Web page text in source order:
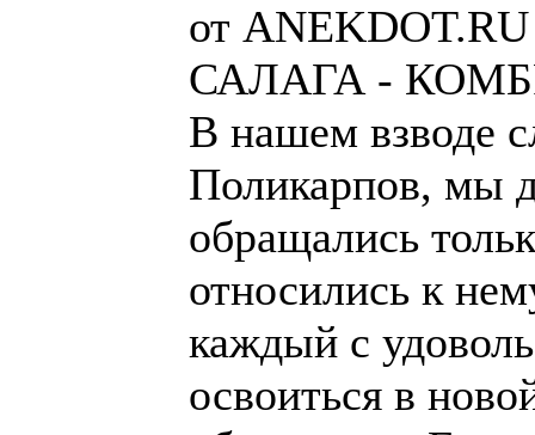
от ANEKDOT.RU
САЛАГА -
В нашем взводе
Поликарпов, мы
обращались
относились к
каждый с
освоиться в